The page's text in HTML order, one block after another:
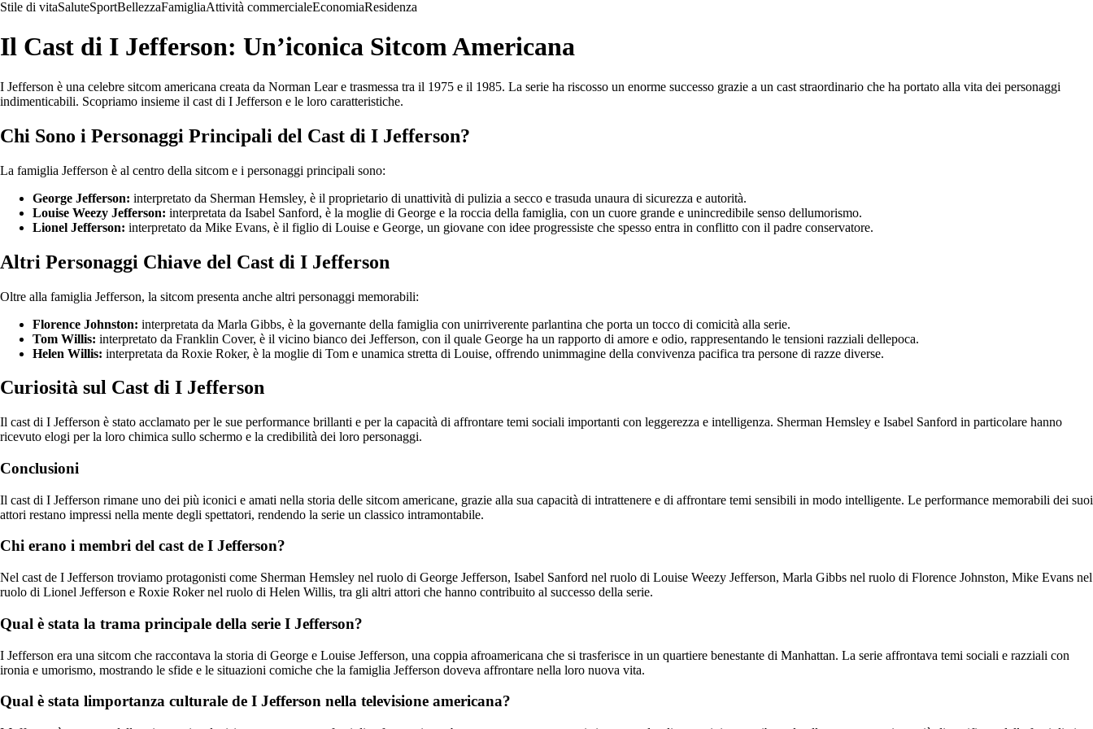
Stile di vitaSaluteSportBellezzaFamigliaAttività commercialeEconomiaResidenza
Il Cast di I Jefferson: Un’iconica Sitcom Americana
I Jefferson è una celebre sitcom americana creata da Norman Lear e trasmessa tra il 1975 e il 1985. La serie ha riscosso un enorme successo grazie a un cast straordinario che ha portato alla vita dei personaggi
indimenticabili. Scopriamo insieme il cast di I Jefferson e le loro caratteristiche.
Chi Sono i Personaggi Principali del Cast di I Jefferson?
La famiglia Jefferson è al centro della sitcom e i personaggi principali sono:
George Jefferson: interpretato da Sherman Hemsley, è il proprietario di unattività di pulizia a secco e trasuda unaura di sicurezza e autorità.
Louise Weezy Jefferson: interpretata da Isabel Sanford, è la moglie di George e la roccia della famiglia, con un cuore grande e unincredibile senso dellumorismo.
Lionel Jefferson: interpretato da Mike Evans, è il figlio di Louise e George, un giovane con idee progressiste che spesso entra in conflitto con il padre conservatore.
Altri Personaggi Chiave del Cast di I Jefferson
Oltre alla famiglia Jefferson, la sitcom presenta anche altri personaggi memorabili:
Florence Johnston: interpretata da Marla Gibbs, è la governante della famiglia con unirriverente parlantina che porta un tocco di comicità alla serie.
Tom Willis: interpretato da Franklin Cover, è il vicino bianco dei Jefferson, con il quale George ha un rapporto di amore e odio, rappresentando le tensioni razziali dellepoca.
Helen Willis: interpretata da Roxie Roker, è la moglie di Tom e unamica stretta di Louise, offrendo unimmagine della convivenza pacifica tra persone di razze diverse.
Curiosità sul Cast di I Jefferson
Il cast di I Jefferson è stato acclamato per le sue performance brillanti e per la capacità di affrontare temi sociali importanti con leggerezza e intelligenza. Sherman Hemsley e Isabel Sanford in particolare hanno
ricevuto elogi per la loro chimica sullo schermo e la credibilità dei loro personaggi.
Conclusioni
Il cast di I Jefferson rimane uno dei più iconici e amati nella storia delle sitcom americane, grazie alla sua capacità di intrattenere e di affrontare temi sensibili in modo intelligente. Le performance memorabili dei suoi
attori restano impressi nella mente degli spettatori, rendendo la serie un classico intramontabile.
Chi erano i membri del cast de I Jefferson?
Nel cast de I Jefferson troviamo protagonisti come Sherman Hemsley nel ruolo di George Jefferson, Isabel Sanford nel ruolo di Louise Weezy Jefferson, Marla Gibbs nel ruolo di Florence Johnston, Mike Evans nel
ruolo di Lionel Jefferson e Roxie Roker nel ruolo di Helen Willis, tra gli altri attori che hanno contribuito al successo della serie.
Qual è stata la trama principale della serie I Jefferson?
I Jefferson era una sitcom che raccontava la storia di George e Louise Jefferson, una coppia afroamericana che si trasferisce in un quartiere benestante di Manhattan. La serie affrontava temi sociali e razziali con
ironia e umorismo, mostrando le sfide e le situazioni comiche che la famiglia Jefferson doveva affrontare nella loro nuova vita.
Qual è stata limportanza culturale de I Jefferson nella televisione americana?